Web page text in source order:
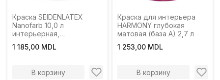
Краска SEIDENLATEX
Nanofarb 10,0 л
интерьерная,
1 185,00 MDL
В корзину
Краска для интерьера
HARMONY глубокая
матовая (база A) 2,7 л
1 253,00 MDL
В корзину